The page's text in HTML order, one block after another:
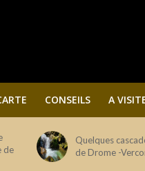
CONSEILS A
de
Quelques
de Drome -